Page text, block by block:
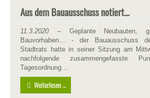
Aus dem Bauausschuss notiert…
11.3.2020 – Geplante Neubauten,
Bauvorhaben… - der Bauausschuss
Stadtrats hatte in seiner Sitzung am
nachfolgende zusammengefasste
Tagesordnung…
Weiterlesen ...